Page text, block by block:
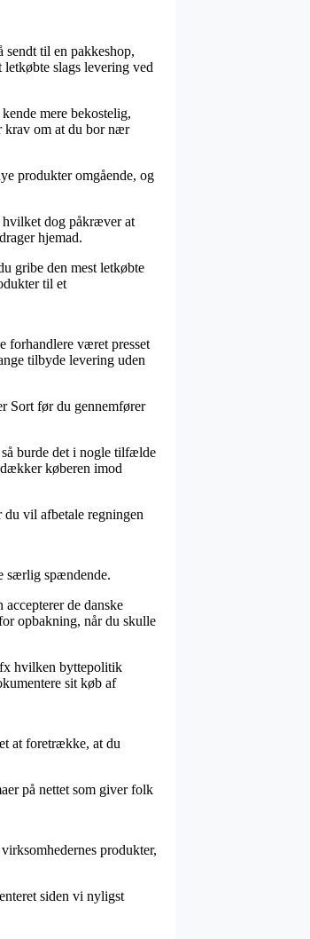
sendt til en pakkeshop,
slags levering ved
mere bekostelig,
krav om at du bor nær
produkter omgående, og
hvilket dog påkræver at
hjemad.
gribe den mest letkøbte
til et
forhandlere været presset
tilbyde levering uden
Sort før du gennemfører
burde det i nogle tilfælde
køberen imod
vil afbetale regningen
særlig spændende.
de danske
opbakning, når du skulle
fx hvilken byttepolitik
sit køb af
at foretrække, at du
på nettet som giver folk
produkter,
siden vi nyligst